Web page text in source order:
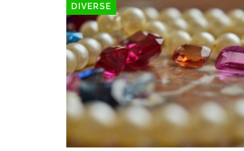
DIVERSE